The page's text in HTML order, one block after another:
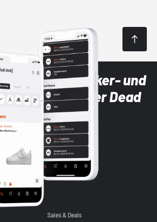
neuesten Sneaker- und
Brands mit der Dead
Sales & Deals